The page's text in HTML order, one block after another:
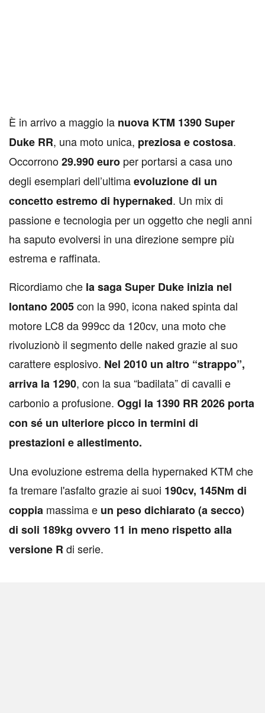
È in arrivo a maggio la nuova KTM 1390 Super
Duke RR, una moto unica, preziosa e costosa.
Occorrono29.990 euro per portarsi a casa uno
degli esemplari dell’ultimaevoluzione di un
concetto estremo di hypernaked. Un mix di
passione e tecnologia per un oggetto che negli anni
ha saputo evolversi in una direzione sempre più
estrema e raffinata.
Ricordiamo che la saga Super Duke inizia nel
lontano 2005con la 990, icona naked spinta dal
motore LC8 da 999cc da 120cv, una moto che
rivoluzionò il segmento delle naked grazie al suo
carattere esplosivo. Nel 2010 un altro “strappo”,
arriva la 1290, con la sua “badilata” di cavalli e
carbonio a profusione. Oggi la 1390 RR 2026 porta
con sé un ulteriore picco in termini di
prestazioni e allestimento.
Una evoluzione estrema della hypernaked KTM che
fa tremare l'asfalto grazie ai suoi 190cv, 145Nm di
coppia massima e un peso dichiarato (a secco)
di soli 189kg ovvero 11 in meno rispetto alla
versione Rdi serie.